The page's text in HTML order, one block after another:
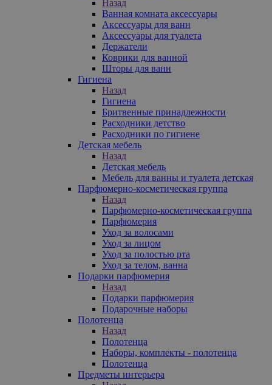
Назад
Ванная комната аксессуары
Аксессуары для ванн
Аксессуары для туалета
Держатели
Коврики для ванной
Шторы для ванн
Гигиена
Назад
Гигиена
Бритвенные принадлежности
Расходники детство
Расходники по гигиене
Детская мебель
Назад
Детская мебель
Мебель для ванны и туалета детская
Парфюмерно-косметическая группа
Назад
Парфюмерно-косметическая группа
Парфюмерия
Уход за волосами
Уход за лицом
Уход за полостью рта
Уход за телом, ванна
Подарки парфюмерия
Назад
Подарки парфюмерия
Подарочные наборы
Полотенца
Назад
Полотенца
Наборы, комплекты - полотенца
Полотенца
Предметы интерьера